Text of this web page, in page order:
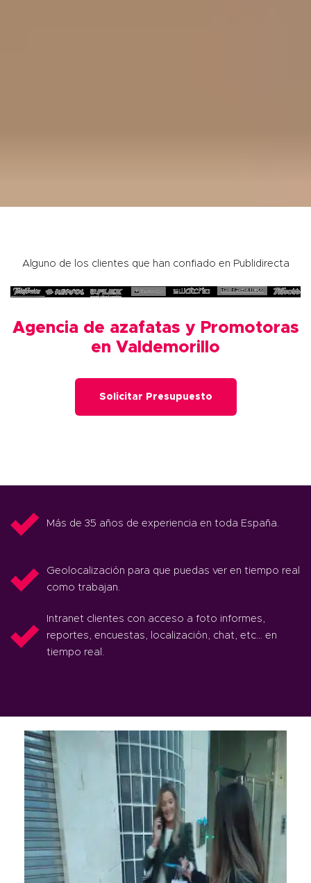
Alguno de los clientes que han confiado en Publidirecta
Agencia de azafatas y Promotoras
en Valdemorillo
Solicitar Presupuesto
Más de 35 años de experiencia en toda España.
Geolocalización para que puedas ver en tiempo real
como trabajan.
Intranet clientes con acceso a foto informes,
reportes, encuestas, localización, chat, etc… en
tiempo real.